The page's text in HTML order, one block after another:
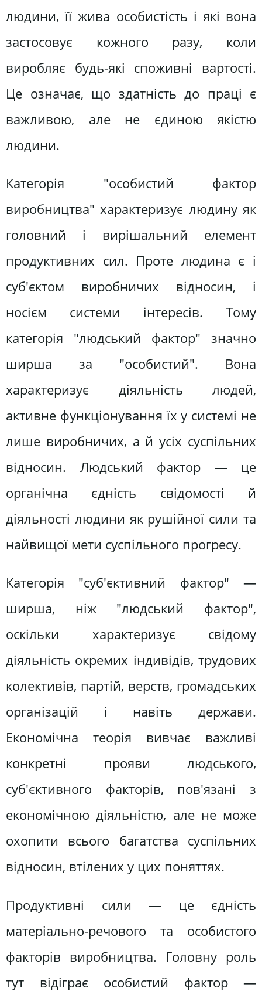
людини, її жива особистість і які вона
застосовує кожного разу, коли
виробляє будь-які споживні вартості.
Це означає, що здатність до праці є
важливою, але не єдиною якістю
людини.
Категорія "особистий фактор
виробництва" характеризує людину як
головний і вирішальний елемент
продуктивних сил. Проте людина є і
суб'єктом виробничих відносин, і
носієм системи інтересів. Тому
категорія "людський фактор" значно
ширша за "особистий". Вона
характеризує діяльність людей,
активне функціонування їх у системі не
лише виробничих, а й усіх суспільних
відносин. Людський фактор — це
органічна єдність свідомості й
діяльності людини як рушійної сили та
найвищої мети суспільного прогресу.
Категорія "суб'єктивний фактор" —
ширша, ніж "людський фактор",
оскільки характеризує свідому
діяльність окремих індивідів, трудових
колективів, партій, верств, громадських
організацій і навіть держави.
Економічна теорія вивчає важливі
конкретні прояви людського,
суб'єктивного факторів, пов'язані з
економічною діяльністю, але не може
охопити всього багатства суспільних
відносин, втілених у цих поняттях.
Продуктивні сили — це єдність
матеріально-речового та особистого
факторів виробництва. Головну роль
тут відіграє особистий фактор —